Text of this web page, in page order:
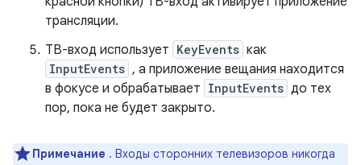
трансляции.
ТВ-вход использует KeyEvents как
InputEvents , а приложение вещания находится
в фокусе и обрабатывает InputEvents до тех
пор, пока не будет закрыто.
Примечание . Входы сторонних телевизоров никогда